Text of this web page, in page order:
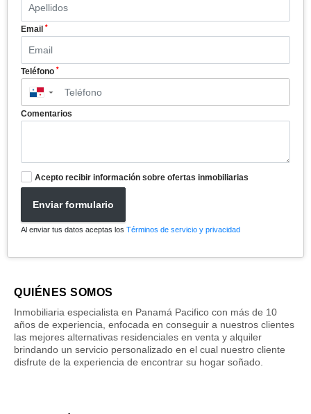
Email *
Teléfono *
▼
Comentarios
Acepto recibir información sobre ofertas inmobiliarias
Enviar formulario
Al enviar tus datos aceptas los Términos de servicio y privacidad
QUIÉNES SOMOS
Inmobiliaria especialista en Panamá Pacifico con más de 10
años de experiencia, enfocada en conseguir a nuestros clientes
las mejores alternativas residenciales en venta y alquiler
brindando un servicio personalizado en el cual nuestro cliente
disfrute de la experiencia de encontrar su hogar soñado.